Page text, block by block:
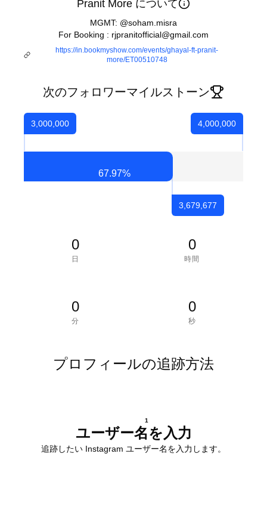
Pranit More について
MGMT: @soham.misra
For Booking : rjpranitofficial@gmail.com
https://in.bookmyshow.com/events/ghayal-ft-pranit-
more/ET00510748
次のフォロワーマイルストーン
3,000,000
67.97%
3,679,677
4,000,000
0
日
0
時間
0
分
0
秒
プロフィールの追跡方法
1
ユーザー名を入力
追跡したい Instagram ユーザー名を入力します。